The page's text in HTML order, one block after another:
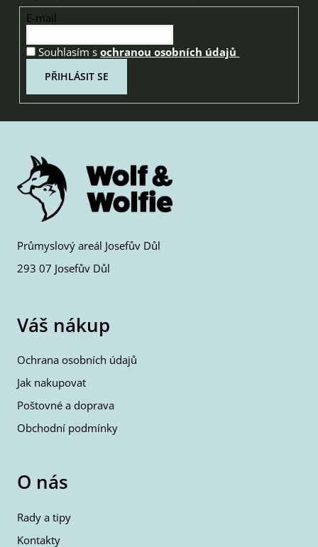
E-mail
Souhlasím sochranou osobních údajů
PŘIHLÁSIT SE
Průmyslový areál Josefův Důl
293 07 Josefův Důl
Váš nákup
Ochrana osobních údajů
Jak nakupovat
Poštovné a doprava
Obchodní podmínky
O nás
Rady a tipy
Kontakty